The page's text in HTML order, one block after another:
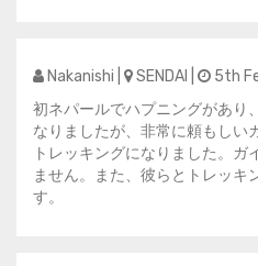
Nakanishi | SENDAI |
5th
初ネパールでハプニングがあり
なりましたが、非常に頼もしい
トレッキングになりました。
ません。また、彼らとトレッキ
す。